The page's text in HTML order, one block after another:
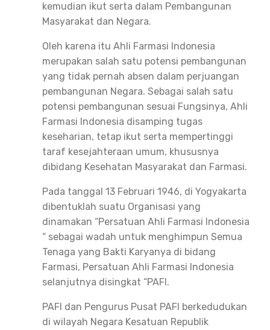
kemudian ikut serta dalam Pembangunan
Masyarakat dan Negara.
Oleh karena itu Ahli Farmasi Indonesia
merupakan salah satu potensi pembangunan
yang tidak pernah absen dalam perjuangan
pembangunan Negara. Sebagai salah satu
potensi pembangunan sesuai Fungsinya, Ahli
Farmasi Indonesia disamping tugas
keseharian, tetap ikut serta mempertinggi
taraf kesejahteraan umum, khususnya
dibidang Kesehatan Masyarakat dan Farmasi.
Pada tanggal 13 Februari 1946, di Yogyakarta
dibentuklah suatu Organisasi yang
dinamakan “Persatuan Ahli Farmasi Indonesia
“ sebagai wadah untuk menghimpun Semua
Tenaga yang Bakti Karyanya di bidang
Farmasi, Persatuan Ahli Farmasi Indonesia
selanjutnya disingkat “PAFI.
PAFI dan Pengurus Pusat PAFI berkedudukan
di wilayah Negara Kesatuan Republik